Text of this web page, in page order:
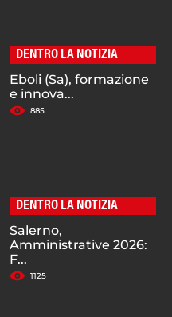
DENTRO LA NOTIZIA
Eboli (Sa), formazione
e innova...
885
DENTRO LA NOTIZIA
Salerno,
Amministrative 2026:
F...
1125